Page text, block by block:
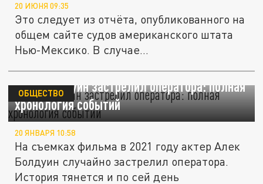
20 ИЮНЯ 09:35
Это следует из отчёта, опубликованного на
общем сайте судов американского штата
Нью-Мексико. В случае...
Алек Болдуин застрелил оператора: полная
хронология событий
ОБЩЕСТВО
20 ЯНВАРЯ 10:58
На съемках фильма в 2021 году актер Алек
Болдуин случайно застрелил оператора.
История тянется и по сей день